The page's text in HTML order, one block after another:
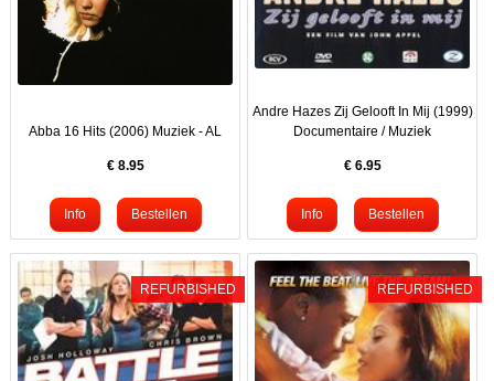
Abba 16 Hits (2006) Muziek - AL
€ 8.95
Andre Hazes Zij Gelooft In Mij (1999)
Documentaire / Muziek
€ 6.95
REFURBISHED REFURBISHED